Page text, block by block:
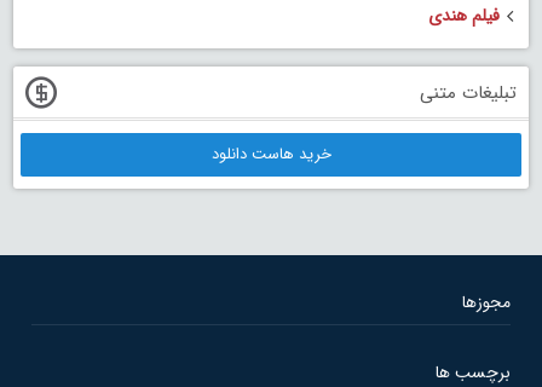
فیلم هندی
تبلیغات متنی
خرید هاست دانلود
مجوزها
برچسب ها